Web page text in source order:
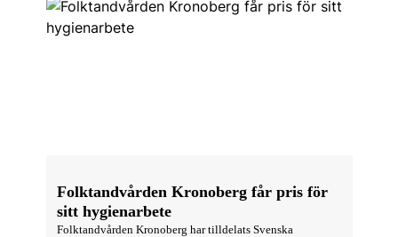
Folktandvården Kronoberg får pris för
sitt hygienarbete
Folktandvården Kronoberg har tilldelats Svenska